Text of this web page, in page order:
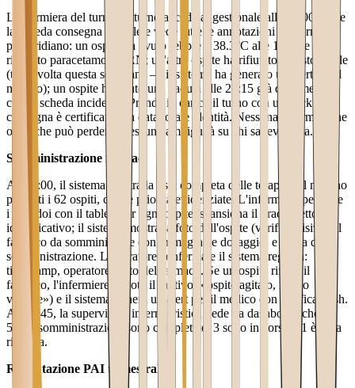
L'infermiera del turno notturno accede al gestionale alle 22:00. Apre
la scheda consegna digitale e vede tutte le annotazioni del turno
pomeridiano: un ospite ha avuto febbre a 38.3°C alle 18:00 e ha
ricevuto paracetamolo PRN; un'altra ospite ha rifiutato il pasto serale
(terza volta questa settimana — il sistema ha generato un alert per il
medico); un ospite ha avuto una caduta alle 20:15 già documentata
con la scheda incidente. Prende in carico il turno con un click — la
consegna è certificata con data, ora e identità. Nessuna informazione
orale che può perdersi, nessuna ambiguità su chi sapeva cosa.
Somministrazione farmaci
Alle 8:00, il sistema mostra la lista completa delle terapie del mattino
per tutti i 62 ospiti, con le priorità evidenziate. L'infermiere percorre
i corridoi con il tablet. Per ogni ospite, scansiona il braccialetto
identificativo; il sistema mostra la foto dell'ospite (verifica visiva), il
farmaco da somministrare con immagine e dosaggio, e la via di
somministrazione. L'operatore conferma e il sistema registra:
timestamp, operatore, lotto del farmaco. Se un ospite rifiuta il
farmaco, l'infermiere annota il motivo («ospite agitato, rifiuto
verbale») e il sistema genera un alert per il medico con notifica push.
Alle 8:45, la supervisore infermieristica vede da dashboard che
58/62 somministrazioni sono completate, 3 sono in corso e 1 è stata
rifiutata.
Rivalutazione PAI trimestrale